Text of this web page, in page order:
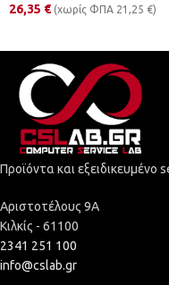
26,35 € (χωρίς ΦΠΑ 21,25 €)
Προϊόντα και
Αριστοτέλους 9Α
Κιλκίς - 61100
2341 251 100
info@cslab.gr